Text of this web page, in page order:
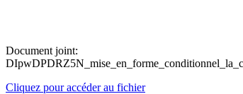
Document joint:
Cliquez pour accéder au fichier